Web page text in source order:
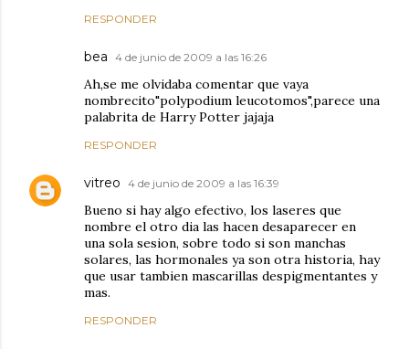
RESPONDER
bea 4 de junio de 2009 a las 16:26
Ah,se me olvidaba comentar que vaya
nombrecito"polypodium leucotomos",parece una
palabrita de Harry Potter jajaja
RESPONDER
vitreo 4 de junio de 2009 a las 16:39
Bueno si hay algo efectivo, los laseres que
nombre el otro dia las hacen desaparecer en
una sola sesion, sobre todo si son manchas
solares, las hormonales ya son otra historia, hay
que usar tambien mascarillas despigmentantes y
mas.
RESPONDER